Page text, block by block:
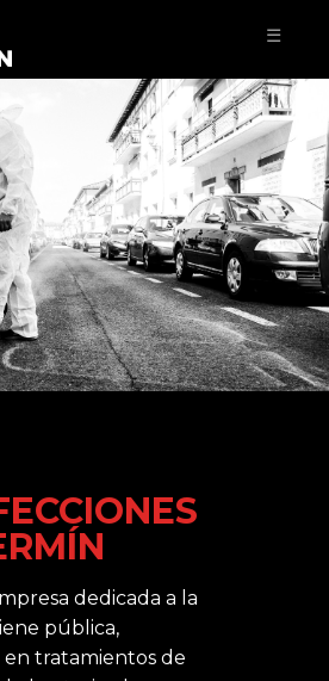
☰
dedicada a la
pública,
en tratamientos de